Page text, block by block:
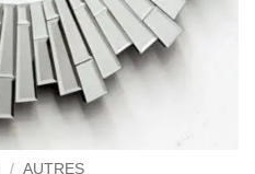
/ AUTRES